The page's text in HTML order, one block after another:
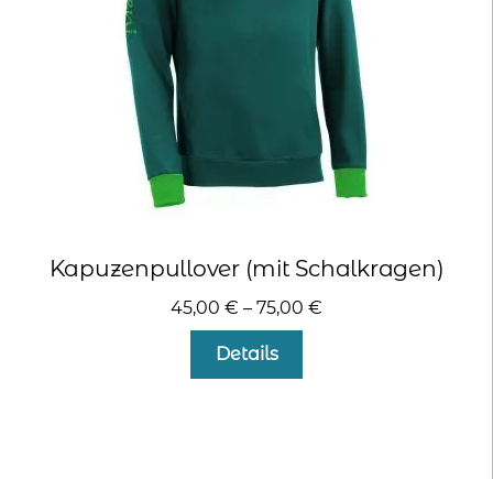
der
Produktseite
gewählt
werden
Kapuzenpullover (mit Schalkragen)
45,00 € – 75,00 €
Details